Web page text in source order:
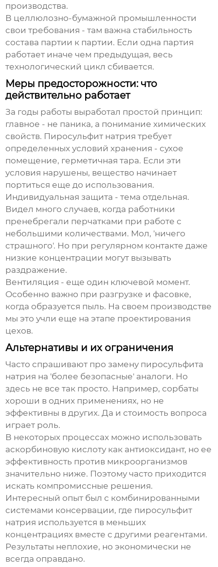
производства.
В целлюлозно-бумажной промышленности
свои требования - там важна стабильность
состава партии к партии. Если одна партия
работает иначе чем предыдущая, весь
технологический цикл сбивается.
Меры предосторожности: что
действительно работает
За годы работы выработал простой принцип:
главное - не паника, а понимание химических
свойств. Пиросульфит натрия требует
определенных условий хранения - сухое
помещение, герметичная тара. Если эти
условия нарушены, вещество начинает
портиться еще до использования.
Индивидуальная защита - тема отдельная.
Видел много случаев, когда работники
пренебрегали перчатками при работе с
небольшими количествами. Мол, 'ничего
страшного'. Но при регулярном контакте даже
низкие концентрации могут вызывать
раздражение.
Вентиляция - еще один ключевой момент.
Особенно важно при разгрузке и фасовке,
когда образуется пыль. На своем производстве
мы это учли еще на этапе проектирования
цехов.
Альтернативы и их ограничения
Часто спрашивают про замену пиросульфита
натрия на 'более безопасные' аналоги. Но
здесь не все так просто. Например, сорбаты
хороши в одних применениях, но не
эффективны в других. Да и стоимость вопроса
играет роль.
В некоторых процессах можно использовать
аскорбиновую кислоту как антиоксидант, но ее
эффективность против микроорганизмов
значительно ниже. Поэтому часто приходится
искать компромиссные решения.
Интересный опыт был с комбинированными
системами консервации, где пиросульфит
натрия используется в меньших
концентрациях вместе с другими реагентами.
Результаты неплохие, но экономически не
всегда оправдано.